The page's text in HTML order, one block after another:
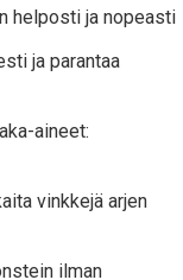
helposti ja nopeasti
ja parantaa
aineet:
vinkkejä arjen
ilman